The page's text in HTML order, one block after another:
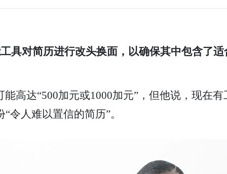
具对简历进行改头换面，以确保其中包含了
高达“500加元或1000加元”，但他说，现在
令人难以置信的简历”。